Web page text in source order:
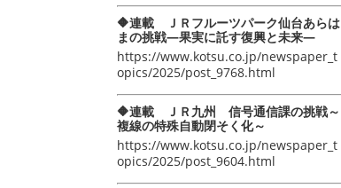
🔶連載 ＪＲフルーツパーク仙台あらは
まの挑戦―果実に託す復興と未来―
https://www.kotsu.co.jp/newspaper_t
opics/2025/post_9768.html
🔶連載 ＪＲ九州 信号通信課の挑戦～
複線の特殊自動閉そく化～
https://www.kotsu.co.jp/newspaper_t
opics/2025/post_9604.html